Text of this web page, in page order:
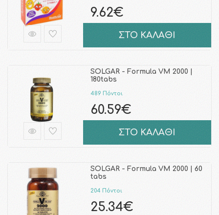
9.62€
ΣΤΟ ΚΑΛΑΘΙ
SOLGAR - Formula VM 2000 |
180tabs
489 Πόντοι
60.59€
ΣΤΟ ΚΑΛΑΘΙ
SOLGAR - Formula VM 2000 | 60
tabs
204 Πόντοι
25.34€